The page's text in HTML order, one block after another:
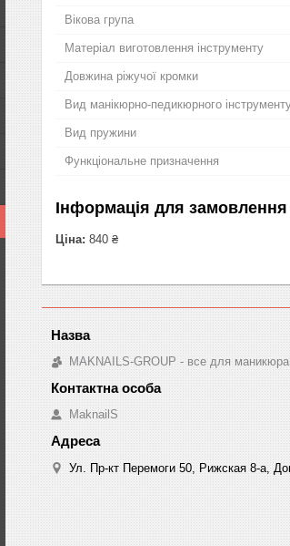
Вікова група
Матеріал виготовлення інструменту
Довжина ріжучої кромки
Вид манікюрно-педикюрного
Вид пружини
Функціональне призначення
Інформація для замовлення
Ціна: 840 ₴
MAKNAILS-GROUP - все для
MaknailS
Ул. Пр-кт Перемоги 50, Рижская 8-а,